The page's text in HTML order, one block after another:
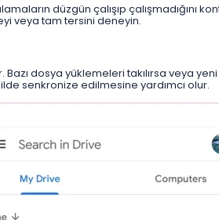
düzgün çalışıp çalışmadığını
veya tam tersini deneyin.
dosya yüklemeleri takılırsa veya
senkronize edilmesine yardımcı olur.